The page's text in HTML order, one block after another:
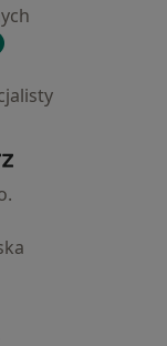
Strona główna